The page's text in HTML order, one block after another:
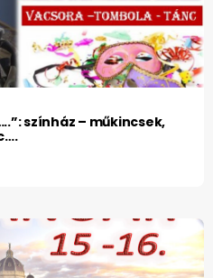
színház – műkincsek,